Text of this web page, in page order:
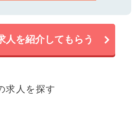
人を紹介してもらう
求人を探す